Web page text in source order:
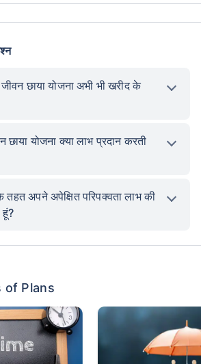
छाया योजना अभी भी खरीद के
योजना क्या लाभ प्रदान करती
अपने अपेक्षित परिपक्वता लाभ की
Plans